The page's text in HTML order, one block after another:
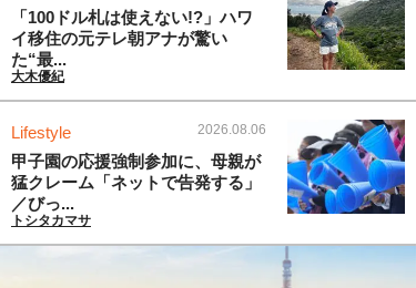
「100ドル札は使えない!?」ハワ
イ移住の元テレ朝アナが驚い
た“最...
大木優紀
Lifestyle 2026.08.06
甲子園の応援強制参加に、母親が
猛クレーム「ネットで告発する」
／びっ...
トシタカマサ